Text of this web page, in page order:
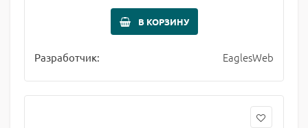
В КОРЗИНУ
Разработчик: EaglesWeb